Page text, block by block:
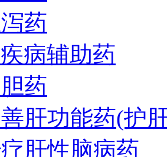
药
病辅助药
药
肝功能药(护
肝性脑病药